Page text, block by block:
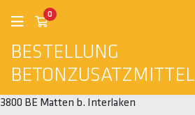
BESTELLUNG
BETONZUSATZMITTEL
0
3800 BE Matten b. Interlaken